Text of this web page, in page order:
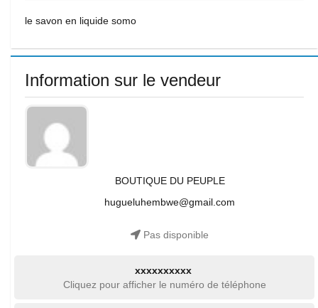
le savon en liquide somo
Information sur le vendeur
BOUTIQUE DU PEUPLE
hugueluhembwe@gmail.com
Pas disponible
xxxxxxxxxx
Cliquez pour afficher le numéro de téléphone